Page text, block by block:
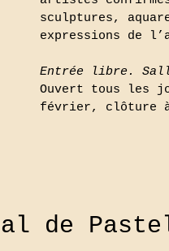
sculptures,
expressions de
Entrée libre.
Ouvert tous les
février, clôture
de